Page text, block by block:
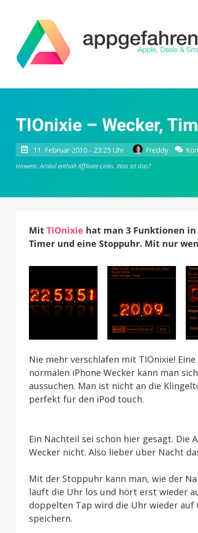
TIOnixie – Wecker,
11. Februar 2010 - 23:25 Uhr Freddy
Hinweis: Artikel enthält Affiliate-Links. Was ist das?
Mit TIOnixie hat man 3 Funktionen
Timer und eine Stoppuhr. Mit nur
Nie mehr verschlafen mit TIOnixie!
normalen iPhone Wecker kann man
aussuchen. Man ist nicht an die
perfekt für den iPod touch.
Ein Nachteil sei schon hier gesagt.
Wecker nicht. Also lieber über Nacht
Mit der Stoppuhr kann man, wie der
läuft die Uhr los und hört erst wieder
doppelten Tap wird die Uhr wieder auf
speichern.